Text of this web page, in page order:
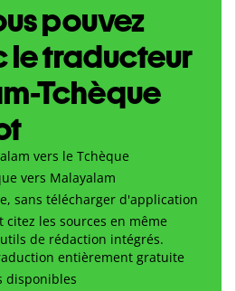
pouvez
le traducteur
Tchèque
vers le Tchèque
vers Malayalam
sans télécharger d'application
citez les sources en même
de rédaction intégrés.
entièrement gratuite
disponibles